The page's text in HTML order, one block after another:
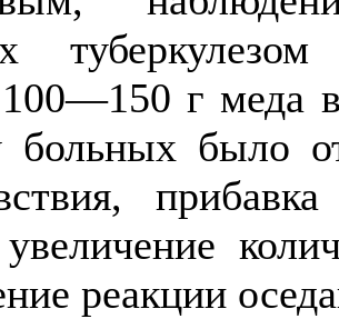
г меда
больных было
реакции